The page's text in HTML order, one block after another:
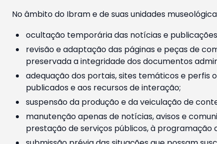
No âmbito do Ibram e de suas unidades
ocultação temporária das notícias e
revisão e adaptação das páginas e peças de
preservada a integridade dos documentos
adequação dos portais, sites temáticos e perfis
publicados e aos recursos de interação;
suspensão da produção e da veiculação de
manutenção apenas de notícias, avisos e
prestação de serviços públicos, à